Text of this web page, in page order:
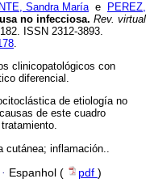
Sandra Maríae
PEREZ,
no infecciosa. Rev. virtual
ISSN 2312-3893.
.
clinicopatológicos con
diferencial.
de etiología no
de este cuadro
inflamación..
· Espanhol ( pdf )